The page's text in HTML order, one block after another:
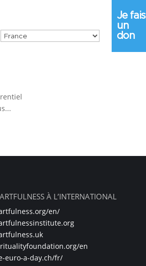
Je fais
un
don
À L’INTERNATIONAL
en/
en
euro-a-day.ch/fr/